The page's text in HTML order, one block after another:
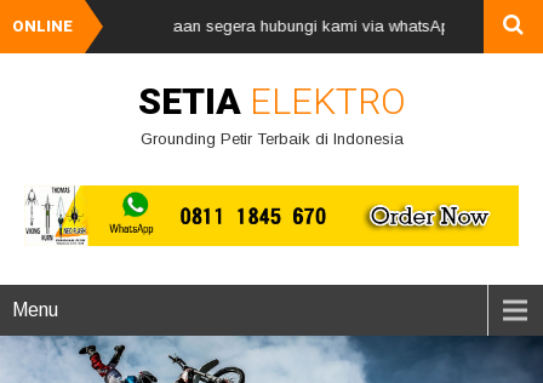
ONLINE
harga mulai 2jutaan segera hubungi kami via whatsApp 08111845670 -
SETIA ELEKTRO
Grounding Petir Terbaik di Indonesia
Menu